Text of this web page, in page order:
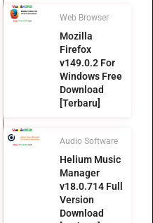
Web Browser
Mozilla
Firefox
v149.0.2 For
Windows Free
Download
[Terbaru]
Audio Software
Helium Music
Manager
v18.0.714 Full
Version
Download